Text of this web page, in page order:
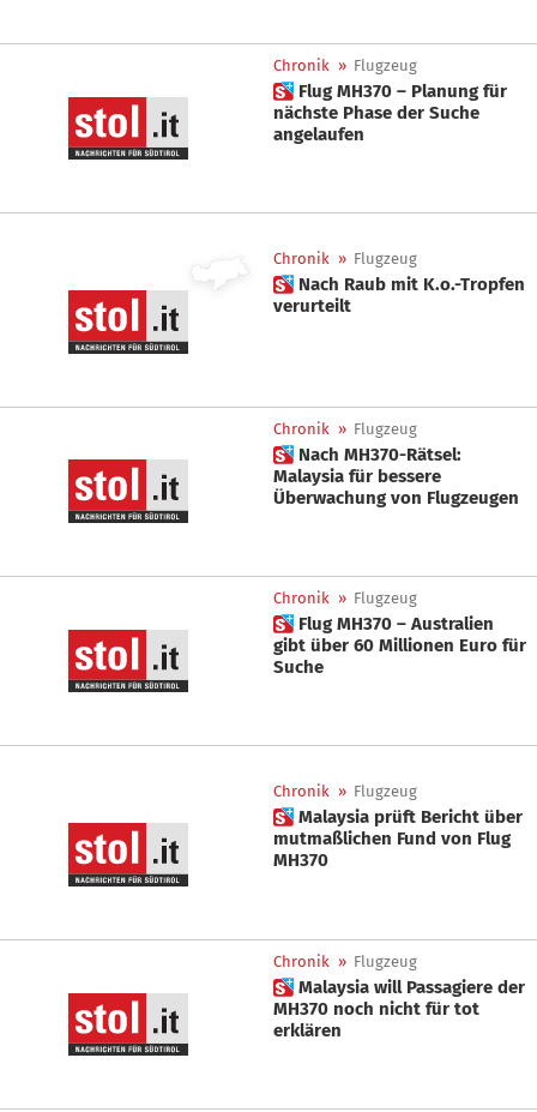
Chronik » Flugzeug
 Flug MH370 – Planung für
nächste Phase der Suche
angelaufen
Chronik » Flugzeug
 Nach Raub mit K.o.-Tropfen
verurteilt
Chronik » Flugzeug
 Nach MH370-Rätsel:
Malaysia für bessere
Überwachung von Flugzeugen
Chronik » Flugzeug
 Flug MH370 – Australien
gibt über 60 Millionen Euro für
Suche
Chronik » Flugzeug
 Malaysia prüft Bericht über
mutmaßlichen Fund von Flug
MH370
Chronik » Flugzeug
 Malaysia will Passagiere der
MH370 noch nicht für tot
erklären